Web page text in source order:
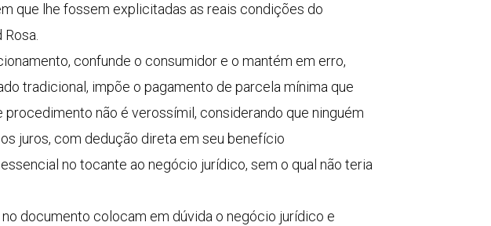
que lhe fossem explicitadas as reais condições do
confunde o consumidor e o mantém em erro,
tradicional, impõe o pagamento de parcela mínima que
não é verossímil, considerando que ninguém
juros, com dedução direta em seu benefício
no tocante ao negócio jurídico, sem o qual não teria
documento colocam em dúvida o negócio jurídico e